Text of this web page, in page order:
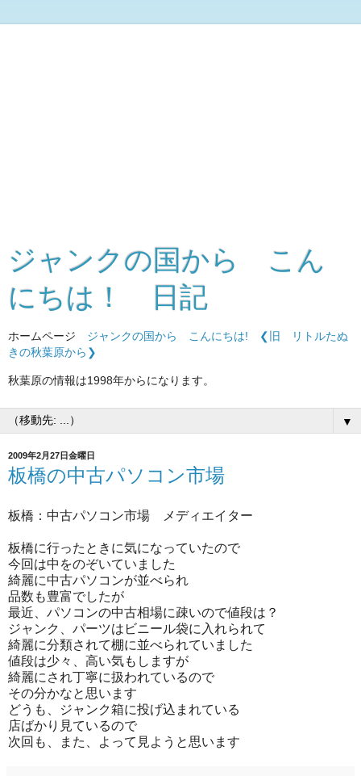
ジャンクの国から こん
にちは！ 日記
ホームページ ジャンクの国から こんにちは!
❮旧 リトルたぬ
きの秋葉原から❯
秋葉原の情報は1998年からになります。
▼
2009年2月27日金曜日
板橋の中古パソコン市場
板橋：中古パソコン市場 メディエイター
板橋に行ったときに気になっていたので
今回は中をのぞいていました
綺麗に中古パソコンが並べられ
品数も豊富でしたが
最近、パソコンの中古相場に疎いので値段は？
ジャンク、パーツはビニール袋に入れられて
綺麗に分類されて棚に並べられていました
値段は少々、高い気もしますが
綺麗にされ丁寧に扱われているので
その分かなと思います
どうも、ジャンク箱に投げ込まれている
店ばかり見ているので
次回も、また、よって見ようと思います